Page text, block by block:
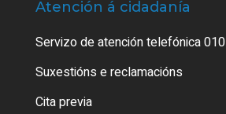
Atención á cidadanía
Servizo de atención telefónica 010
Suxestións e reclamacións
Cita previa